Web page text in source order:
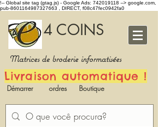
!-- Global site tag (gtag.js) - Google Ads: 742019118 --> google.com,
pub-8601164987327663 , DIRECT, f08c47fec0942fa0
4 COINS
Matrices de broderie informatisées
Livraison automatique !
Démarrer ordres Boutique